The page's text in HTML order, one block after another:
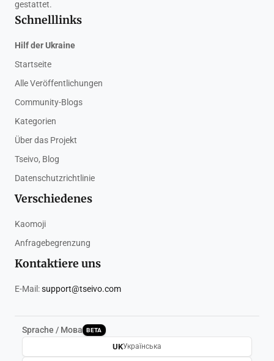
gestattet.
Schnelllinks
Hilf der Ukraine
Startseite
Alle Veröffentlichungen
Community-Blogs
Kategorien
Über das Projekt
Tseivo, Blog
Datenschutzrichtlinie
Verschiedenes
Kaomoji
Anfragebegrenzung
Kontaktiere uns
E-Mail:support@tseivo.com
Sprache / Мова BETA
UKУкраїнська